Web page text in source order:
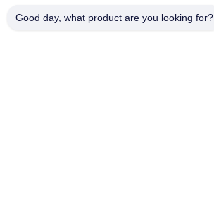
Good day, what product are you looking for?